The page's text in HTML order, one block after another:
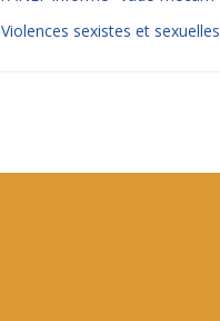
Violences sexistes et sexuelles